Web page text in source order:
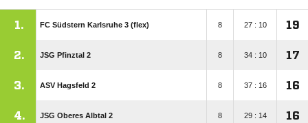
1. FC Südstern Karlsruhe 3 (flex) 8 27 : 10 19
2. JSG Pfinztal 2 8 34 : 10 17
3. ASV Hagsfeld 2 8 37 : 16 16
4. JSG Oberes Albtal 2 8 29 : 14 16